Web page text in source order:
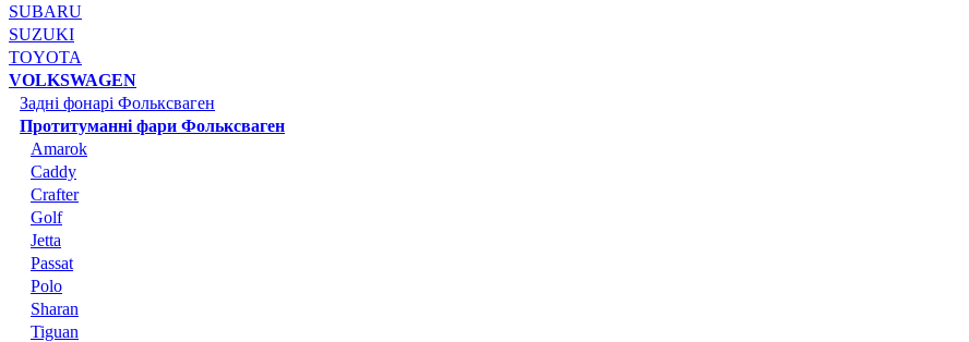
SUBARU
SUZUKI
TOYOTA
VOLKSWAGEN
Задні фонарі Фольксваген
Протитуманні фари Фольксваген
Amarok
Caddy
Crafter
Golf
Jetta
Passat
Polo
Sharan
Tiguan